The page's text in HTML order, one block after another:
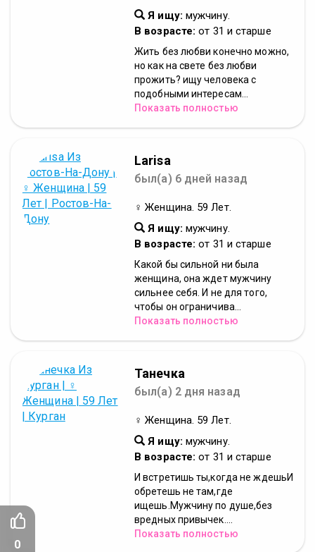
Я ищу: мужчину.
В возрасте: от 31 и старше
Жить без любви конечно можно,
но как на свете без любви
прожить? ищу человека с
подобными интересам...
Показать полностью
Larisa
был(а) 6 дней назад
♀ Женщина. 59 Лет.
Я ищу: мужчину.
В возрасте: от 31 и старше
Какой бы сильной ни была
женщина, она ждет мужчину
сильнее себя. И не для того,
чтобы он ограничива...
Показать полностью
Танечка
был(а) 2 дня назад
♀ Женщина. 59 Лет.
Я ищу: мужчину.
В возрасте: от 31 и старше
И встретишь ты,когда не ждешьИ
обретешь не там,где
ищешь.Мужчину по душе,без
вредных привычек....
Показать полностью
0